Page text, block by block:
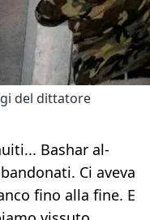
del dittatore
Bashar al-
Ci aveva
fino alla fine. E